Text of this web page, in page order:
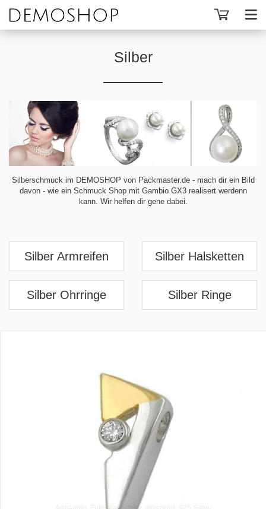
Silber
Silberschmuck im DEMOSHOP von Packmaster.de - mach dir ein Bild
davon - wie ein Schmuck Shop mit Gambio GX3 realisert werdenn
kann. Wir helfen dir gene dabei.
Silber Armreifen Silber Halsketten
Silber Ohrringe Silber Ringe